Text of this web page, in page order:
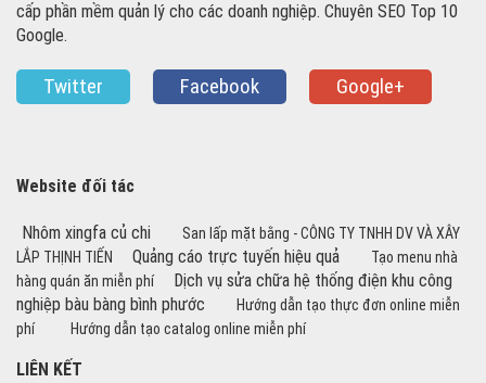
cấp phần mềm quản lý cho các doanh nghiệp. Chuyên SEO Top 10
Google.
Twitter Facebook Google+
Website đối tác
Nhôm xingfa củ chi
San lấp mặt bằng - CÔNG TY TNHH DV VÀ XÂY
LẮP THỊNH TIẾN
Quảng cáo trực tuyến hiệu quả
Tạo menu nhà
hàng quán ăn miễn phí
Dịch vụ sửa chữa hệ thống điện khu công
nghiệp bàu bàng bình phước
Hướng dẫn tạo thực đơn online miễn
phí
Hướng dẫn tạo catalog online miễn phí
LIÊN KẾT